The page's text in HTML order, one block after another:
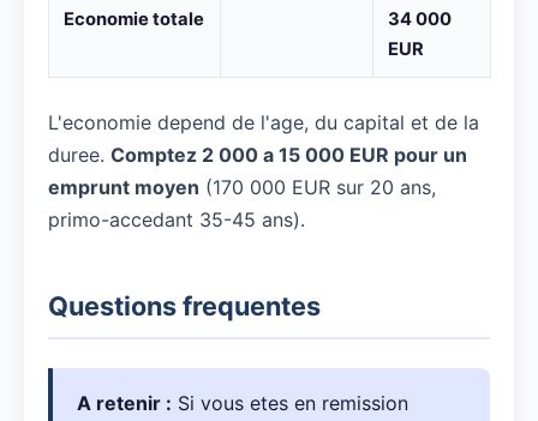
Economie totale
34 000
EUR
L'economie depend de l'age, du capital et de la
duree. Comptez 2 000 a 15 000 EUR pour un
emprunt moyen (170 000 EUR sur 20 ans,
primo-accedant 35-45 ans).
Questions frequentes
A retenir : Si vous etes en remission